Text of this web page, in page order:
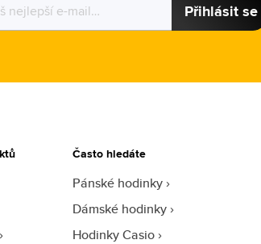
Přihlásit se
Často hledáte
Pánské hodinky
Dámské hodinky
Hodinky Casio